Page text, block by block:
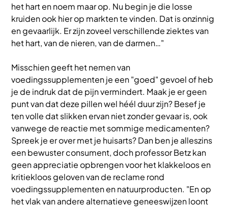
het hart en noem maar op. Nu begin je die losse
kruiden ook hier op markten te vinden. Dat is onzinnig
en gevaarlijk. Er zijn zoveel verschillende ziektes van
het hart, van de nieren, van de darmen…"
Misschien geeft het nemen van
voedingssupplementen je een "goed" gevoel of heb
je de indruk dat de pijn vermindert. Maak je er geen
punt van dat deze pillen wel héél duur zijn? Besef je
ten volle dat slikken ervan niet zonder gevaar is, ook
vanwege de reactie met sommige medicamenten?
Spreek je er over met je huisarts? Dan ben je alleszins
een bewuster consument, doch professor Betz kan
geen appreciatie opbrengen voor het klakkeloos en
kritiekloos geloven van de reclame rond
voedingssupplementen en natuurproducten. "En op
het vlak van andere alternatieve geneeswijzen loont